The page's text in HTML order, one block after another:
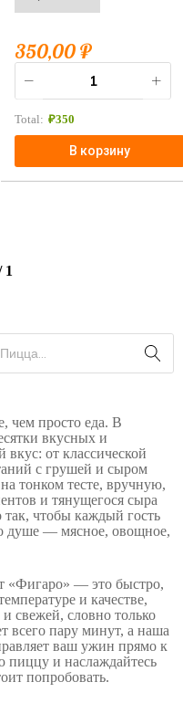
350,00₽
Total: ₽350
В корзину
1
чем просто еда. В
вкусных и
от классической
с грушей и сыром
тонком тесте, вручную,
и тянущегося сыра
чтобы каждый гость
душе — мясное, овощное,
«Фигаро» — это быстро,
и качестве,
свежей, словно только
всего пару минут, а наша
ваш ужин прямо к
пиццу и наслаждайтесь
попробовать.